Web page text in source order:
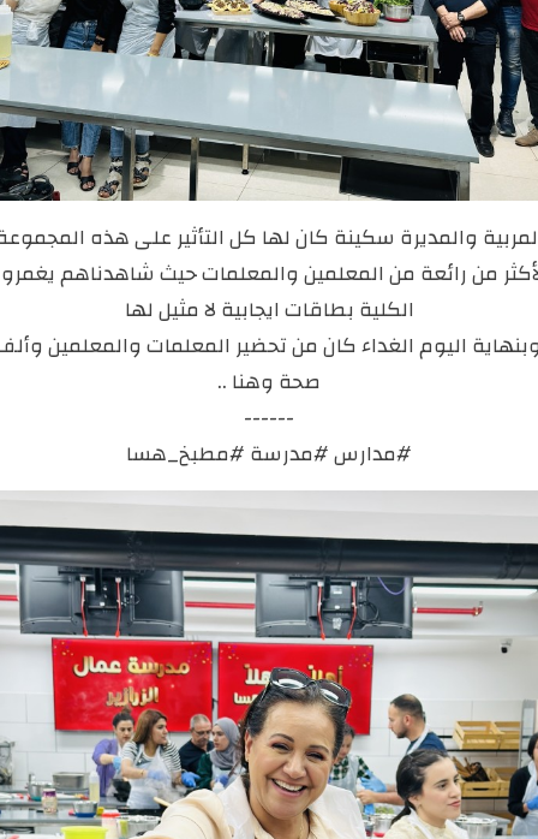
والمديرة سكينة كان لها كل التأثير على هذه
من رائعة من المعلمين والمعلمات حيث شاهدناهم
الكلية بطاقات ايجابية لا مثيل لها
اليوم الغداء كان من تحضير المعلمات والمعلمين
صحة وهنا ..
------
#مدارس #مدرسة #مطبخ_هسا